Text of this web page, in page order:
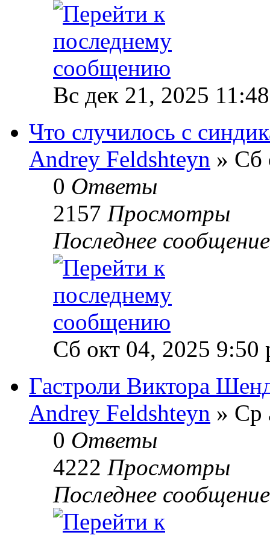
Вс дек 21, 2025
Что случилось с
Andrey Feldshteyn » Сб
0 Ответы
2157 Просмотры
Последнее
Сб окт 04, 2025 9:50
Гастроли Виктора
Andrey Feldshteyn » Ср
0 Ответы
4222 Просмотры
Последнее